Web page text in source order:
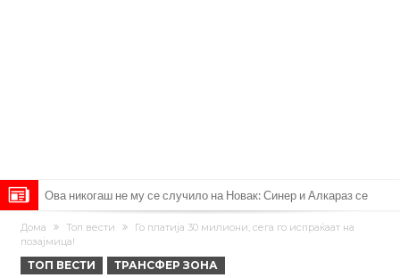
Ова никогаш не му се случило на Новак: Синер и Алкараз се
повлекуваат, а Зверев веднаш се „распадна“
Реал Мадрид донесе одлука: Eндрик заминува во Премиер
лигата!
(ФОТО) Тажна вест од Аргентина: Голема загуба во семејството
Дома Топ вести
Го платија 30 милиони, сега го испраќаат на
позајмица!
ТОП ВЕСТИ ТРАНСФЕР ЗОНА